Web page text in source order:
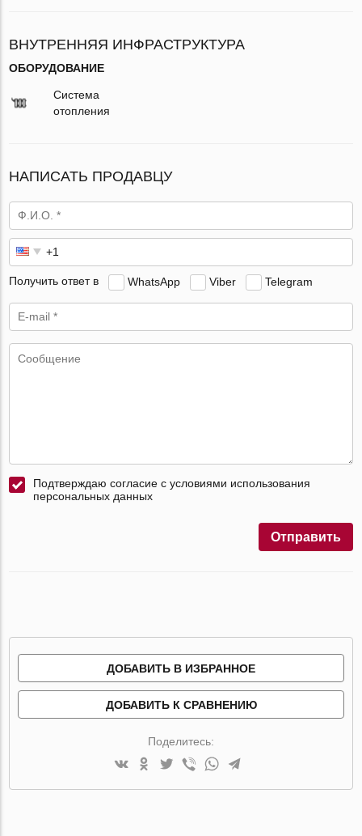
ВНУТРЕННЯЯ ИНФРАСТРУКТУРА
ОБОРУДОВАНИЕ
Система
отопления
НАПИСАТЬ ПРОДАВЦУ
Получить ответ в WhatsApp Viber Telegram
Подтверждаю согласие с условиями использования
персональных данных
Отправить
ДОБАВИТЬ В ИЗБРАННОЕ
ДОБАВИТЬ К СРАВНЕНИЮ
Поделитесь: